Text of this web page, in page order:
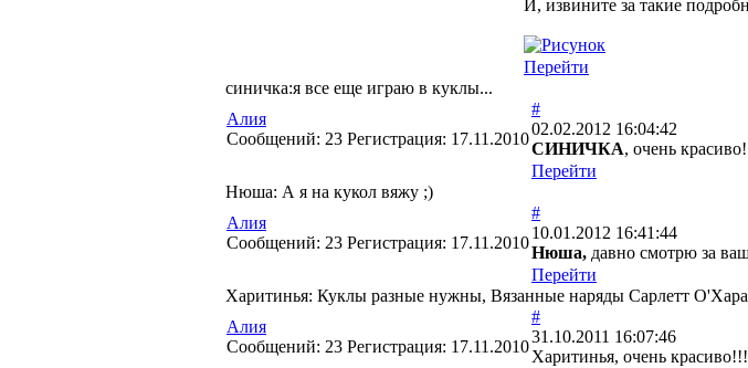
И, извините за такие
Перейти
синичка:я все еще играю в куклы...
Алия
Cообщений: 23 Регистрация: 17.11.2010
#
02.02.2012 16:04:42
СИНИЧКА, очень красиво!
Перейти
Нюша: А я на кукол вяжу ;)
Алия
Cообщений: 23 Регистрация: 17.11.2010
#
10.01.2012 16:41:44
Нюша, давно смотрю за
Перейти
Харитинья: Куклы разные нужны, Вязанные наряды Сарлетт
Алия
Cообщений: 23 Регистрация: 17.11.2010
#
31.10.2011 16:07:46
Харитинья, очень красиво!!!